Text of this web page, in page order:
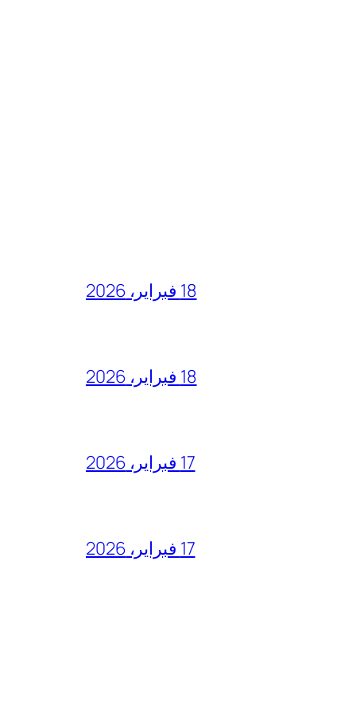
18 فبراير، 2026
18 فبراير، 2026
17 فبراير، 2026
17 فبراير، 2026